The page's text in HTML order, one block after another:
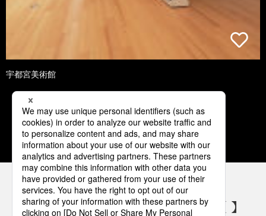
宇都宮美術館
1 2 3 4 5
パナソニックの電気設備 SNSアカウント